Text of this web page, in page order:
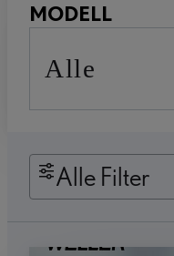
MODELL
Alle
Alle Filter